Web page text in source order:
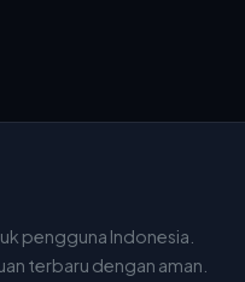
pengguna Indonesia.
terbaru dengan aman.